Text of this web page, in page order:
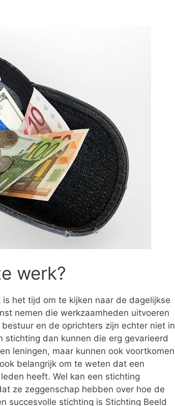
werk?
het tijd om te kijken naar de dagelijkse
nemen die werkzaamheden uitvoeren
en de oprichters zijn echter niet in
dan kunnen die erg gevarieerd
leningen, maar kunnen ook voortkomen
belangrijk om te weten dat een
heeft. Wel kan een stichting
ze zeggenschap hebben over hoe de
succesvolle stichting is Stichting Beeld